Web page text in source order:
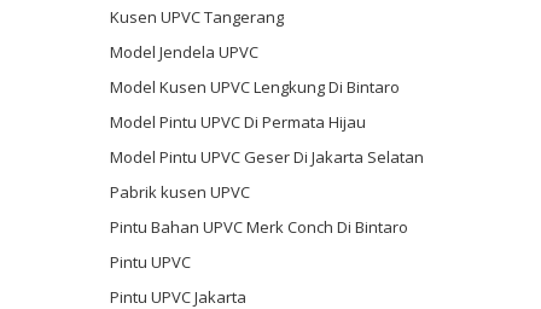
Kusen UPVC Tangerang
Model Jendela UPVC
Model Kusen UPVC Lengkung Di Bintaro
Model Pintu UPVC Di Permata Hijau
Model Pintu UPVC Geser Di Jakarta Selatan
Pabrik kusen UPVC
Pintu Bahan UPVC Merk Conch Di Bintaro
Pintu UPVC
Pintu UPVC Jakarta